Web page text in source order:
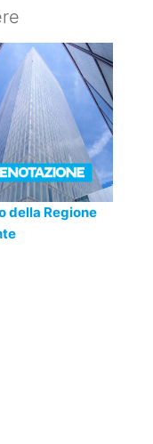
della Regione